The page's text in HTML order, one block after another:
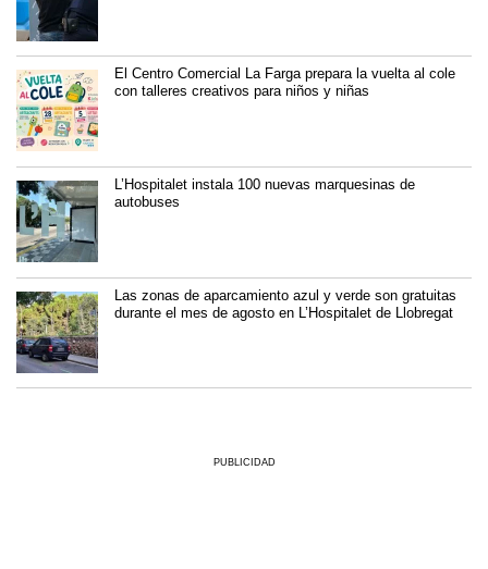
El Centro Comercial La Farga prepara la vuelta al cole
con talleres creativos para niños y niñas
L’Hospitalet instala 100 nuevas marquesinas de
autobuses
Las zonas de aparcamiento azul y verde son gratuitas
durante el mes de agosto en L’Hospitalet de Llobregat
PUBLICIDAD